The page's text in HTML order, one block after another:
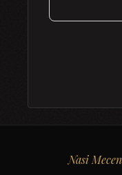
Nasi